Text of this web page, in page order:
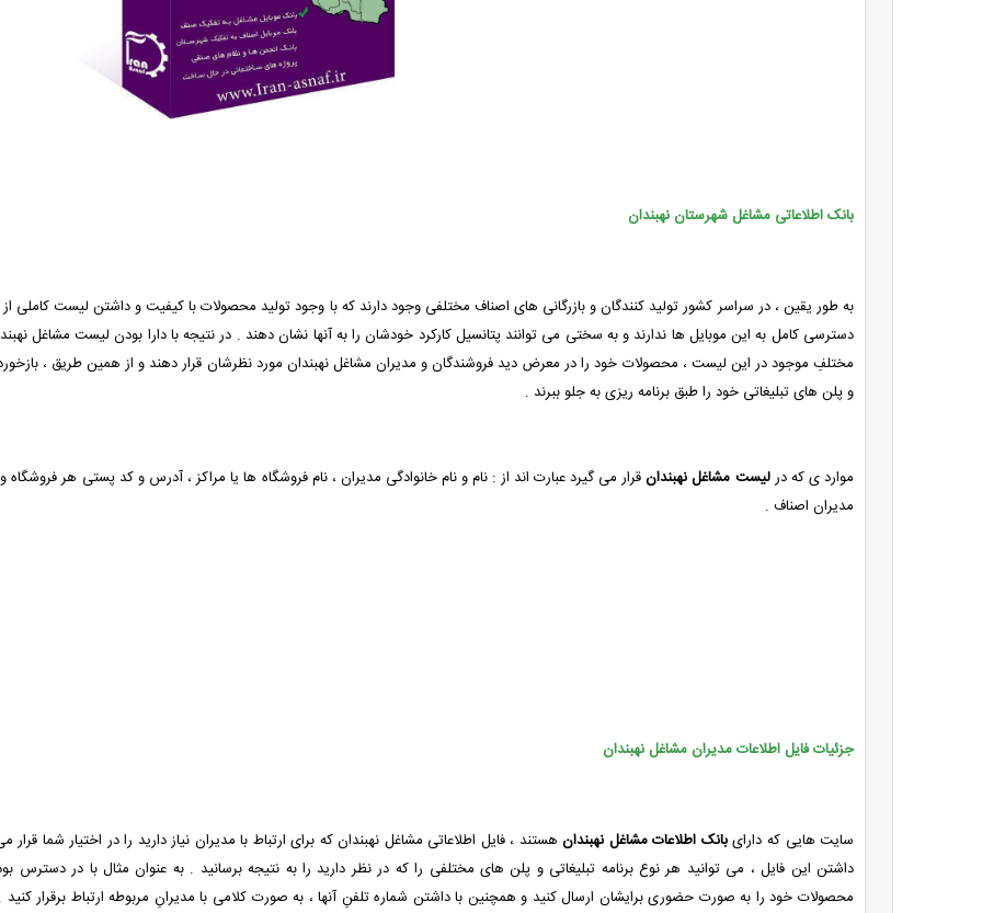
بانک اطلاعاتی مشاغل شهرستان نهبندان
به طور یقین ، در سراسر کشور تولید کنندگان و بازرگانی های اصناف مختلفی وجود دارند که با وجود تولید محصولات با کیفیت و داشتن لیست
دسترسی کامل به این موبایل ها ندارند و به سختی می توانند پتانسیل کارکرد خودشان را به آنها نشان دهند . در نتیجه با دارا بودن لیست مشاغل
مختلفِ موجود در این لیست ، محصولات خود را در معرض دید فروشندگان و مدیران مشاغل نهبندان مورد نظرشان قرار دهند و از همین طریق ، بازخورد
و پلن های تبلیغاتی خود را طبق برنامه ریزی به جلو ببرند .
موارد ی که درلیست مشاغل نهبندانقرار می گیرد عبارت اند از : نام و نام خانوادگی مدیران ، نام فروشگاه ها یا مراکز ، آدرس و کد پستی هر
مدیران اصناف .
جزئیات فایل اطلاعات مدیران مشاغل نهبندان
سایت هایی که دارایبانک اطلاعات مشاغل نهبندان هستند ، فایل اطلاعاتی مشاغل نهبندان که برای ارتباط با مدیران نیاز دارید را در اختیار شما
داشتن این فایل ، می توانید هر نوع برنامه تبلیغاتی و پلن های مختلفی را که در نظر دارید را به نتیجه برسانید . به عنوان مثال با در دسترس
محصولات خود را به صورت حضوری برایشان ارسال کنید و همچنین با داشتن شماره تلفنِ آنها ، به صورت کلامی با مدیرانِ مربوطه ارتباط برقرار کنید .